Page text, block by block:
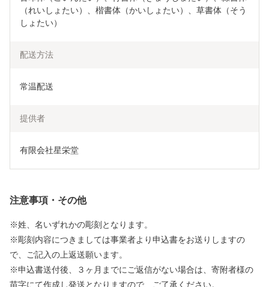
（れいしょたい）、楷書体（かいしょたい）、草書体（そう
しょたい）
配送方法
常温配送
提供者
有限会社星栄堂
注意事項・その他
※姓、名いずれかの彫刻となります。
※彫刻内容につきましては事業者より申込書をお送りしますの
で、ご記入の上返送願います。
※申込書送付後、３ヶ月までにご返信がない場合は、寄附者様の
苗字にて作成し発送となりますので、ご了承ください。